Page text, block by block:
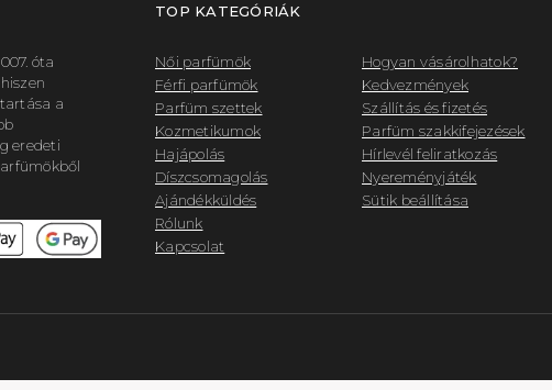
óta
a
eredeti
TOP KATEGÓRIÁK
Női parfümök
Férfi parfümök
Parfüm szettek
Kozmetikumok
Hajápolás
Díszcsomagolás
Ajándékküldés
Rólunk
Kapcsolat
Hogyan vásárolhatok?
Kedvezmények
Szállítás és fizetés
Parfüm szakkifejezések
Hírlevél feliratkozás
Nyereményjáték
Sütik beállítása